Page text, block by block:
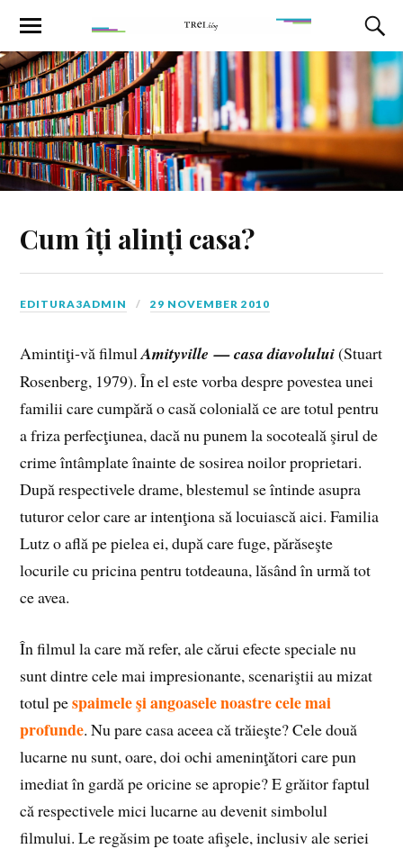
Cum îți alinți casa?
EDITURA3ADMIN 29 NOVEMBER 2010
Amintiţi‑vă filmulAmityville — casa diavolului(Stuart
Rosenberg, 1979). În el este vorba despre povestea unei
familii care cumpără o casă colonială ce are totul pentru
a friza perfecţiunea, dacă nu punem la socoteală şirul de
crime întâmplate înainte de sosirea noilor proprietari.
După respectivele drame, blestemul se întinde asupra
tuturor celor care ar intenţiona să locuiască aici. Familia
Lutz o află pe pielea ei, după care fuge, părăseşte
locurile cu pricina pentru totdeauna, lăsând în urmă tot
ce avea.
În filmul la care mă refer, ale cărui efecte speciale nu
sunt dintre cele mai impresionante, scenariştii au mizat
totul pespaimele şi angoasele noastre cele mai
profunde. Nu pare casa aceea că trăieşte? Cele două
lucarne nu sunt, oare, doi ochi ameninţători care pun
imediat în gardă pe oricine se apropie? E grăitor faptul
că respectivele mici lucarne au devenit simbolul
filmului. Le regăsim pe toate afişele, inclusiv ale seriei